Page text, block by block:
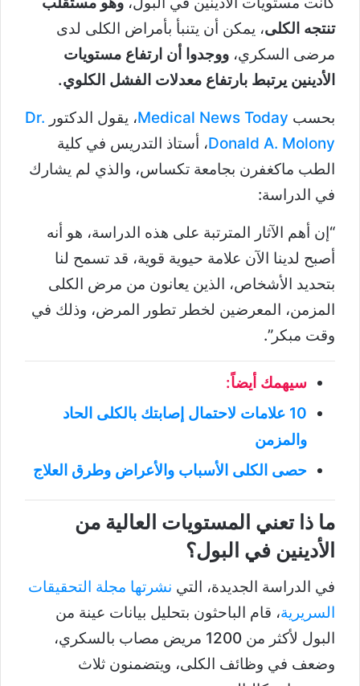
تنتجه الكلى، يمكن أن يتنبأ بأمراض الكلى لدى
مرضى السكري، ووجدوا أن ارتفاع مستويات
الأدينين يرتبط بارتفاع معدلات الفشل الكلوي.
بحسب Medical News Today، يقول الدكتور Dr.
Donald A. Molony، أستاذ التدريس في كلية
الطب ماكغفرن بجامعة تكساس، والذي لم يشارك
في الدراسة:
“إن أهم الآثار المترتبة على هذه الدراسة، هو أنه
أصبح لدينا الآن علامة حيوية قوية، قد تسمح لنا
بتحديد الأشخاص، الذين يعانون من مرض الكلى
المزمن، المعرضين لخطر تطور المرض، وذلك في
وقت مبكر”.
سيهمك أيضاً:
10 علامات لاحتمال إصابتك بالكلى الحاد
والمزمن
حصى الكلى الأسباب والأعراض وطرق العلاج
ما ذا تعني المستويات العالية من
الأدينين في البول؟
في الدراسة الجديدة، التي نشرتها مجلة التحقيقات
السريرية، قام الباحثون بتحليل بيانات عينة من
البول لأكثر من 1200 مريض مصاب بالسكري،
وضعف في وظائف الكلى، ويتضمنون ثلاث